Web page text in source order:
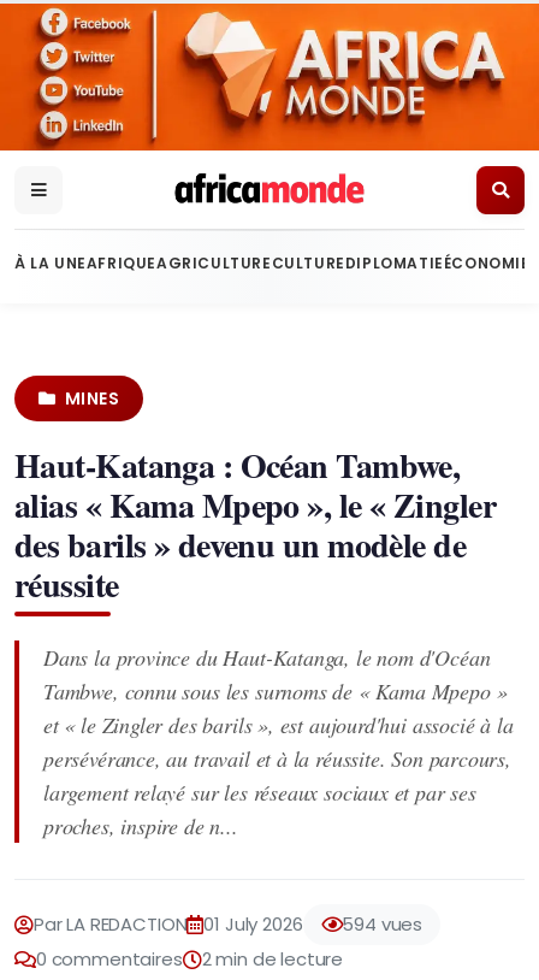
À LA UNEAFRIQUEAGRICULTURECULTUREDIPLOMATIEÉCONOMIE
MINES
Haut-Katanga : Océan Tambwe,
alias « Kama Mpepo », le « Zingler
des barils » devenu un modèle de
réussite
Dans la province du Haut-Katanga, le nom d'Océan
Tambwe, connu sous les surnoms de « Kama Mpepo »
et « le Zingler des barils », est aujourd'hui associé à la
persévérance, au travail et à la réussite. Son parcours,
largement relayé sur les réseaux sociaux et par ses
proches, inspire de n...
Par LA REDACTION 01 July 2026
594 vues
0 commentaires
2 min de lecture